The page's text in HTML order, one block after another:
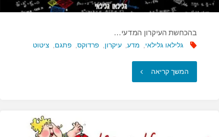
הופך
אותך…"
בהכחשת העיקרון המדעי…
גלילאו גלילאי מדע עיקרון פרדוקס, פתגם ציטוט
המשך קריאה "בהכחשת